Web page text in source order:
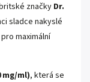
značkyDr.
sladce nakyslé
maximální
mg/ml), která se